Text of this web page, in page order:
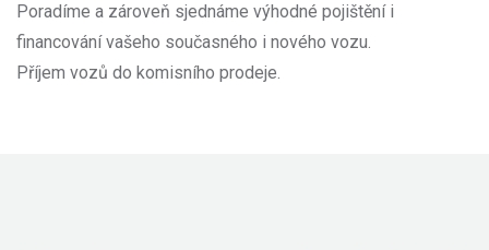
Poradíme a zároveň sjednáme výhodné pojištění i
financování vašeho současného i nového vozu.
Příjem vozů do komisního prodeje.